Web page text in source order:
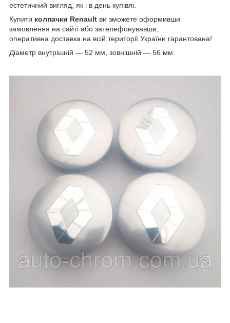
естетичний вигляд, як і в день купівлі.
Купити колпачки Renault ви зможете оформивши
замовлення на сайті або зателефонувавши,
оперативна доставка на всій території України гарантована!
Діаметр внутрішній — 52 мм, зовнішній — 56 мм.